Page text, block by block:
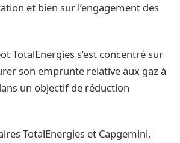
et bien sur l’engagement des
TotalEnergies s’est concentré sur
son emprunte relative aux gaz à
un objectif de réduction
TotalEnergies et Capgemini,